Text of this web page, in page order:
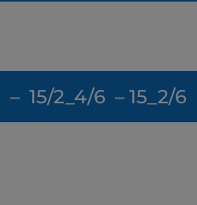
– 15/2_4/6 – 15_2/6